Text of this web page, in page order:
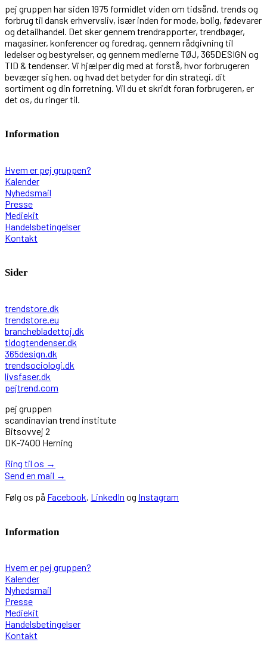
pej gruppen har siden 1975 formidlet viden om tidsånd, trends og
forbrug til dansk erhvervsliv, især inden for mode, bolig, fødevarer
og detailhandel. Det sker gennem trendrapporter, trendbøger,
magasiner, konferencer og foredrag, gennem rådgivning til
ledelser og bestyrelser, og gennem medierne TØJ, 365DESIGN og
TID & tendenser. Vi hjælper dig med at forstå, hvor forbrugeren
bevæger sig hen, og hvad det betyder for din strategi, dit
sortiment og din forretning. Vil du et skridt foran forbrugeren, er
det os, du ringer til.
Information
Hvem er pej gruppen?
Kalender
Nyhedsmail
Presse
Mediekit
Handelsbetingelser
Kontakt
Sider
trendstore.dk
trendstore.eu
branchebladettoj.dk
tidogtendenser.dk
365design.dk
trendsociologi.dk
livsfaser.dk
pejtrend.com
pej gruppen
scandinavian trend institute
Bitsovvej 2
DK-7400 Herning
Ring til os →
Send en mail →
Følg os på Facebook, LinkedIn og Instagram
Information
Hvem er pej gruppen?
Kalender
Nyhedsmail
Presse
Mediekit
Handelsbetingelser
Kontakt